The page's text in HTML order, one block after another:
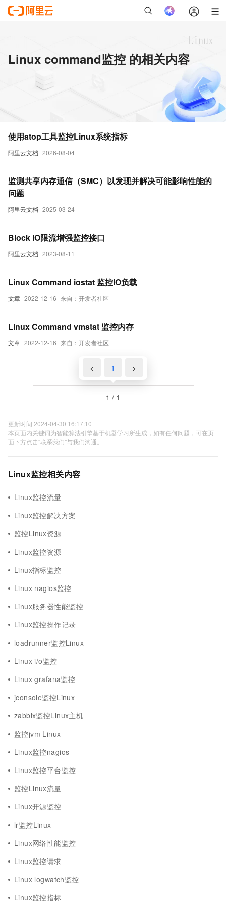
Linux command监控 的相关内容
阿里云文档 2026-08-04
使用atop工具监控Linux系统指标
阿里云文档 2025-03-24
监测共享内存通信（SMC）以发现并解决可能影响性能的
问题
阿里云文档 2023-08-11
Block IO限流增强监控接口
文章 2022-12-16 来自：开发者社区
Linux Command iostat 监控IO负载
文章 2022-12-16 来自：开发者社区
Linux Command vmstat 监控内存
< 1 >
1 / 1
更新时间 2024-04-30 16:17:10
本页面内关键词为智能算法引擎基于机器学习所生成，如有任何问题，可在页
面下方点击"联系我们"与我们沟通。
Linux监控相关内容
Linux监控流量
Linux监控解决方案
监控Linux资源
Linux监控资源
Linux指标监控
Linux nagios监控
Linux服务器性能监控
Linux监控操作记录
loadrunner监控Linux
Linux i/o监控
Linux grafana监控
jconsole监控Linux
zabbix监控Linux主机
监控jvm Linux
Linux监控nagios
Linux监控平台监控
监控Linux流量
Linux开源监控
lr监控Linux
Linux网络性能监控
Linux监控请求
Linux logwatch监控
Linux监控指标